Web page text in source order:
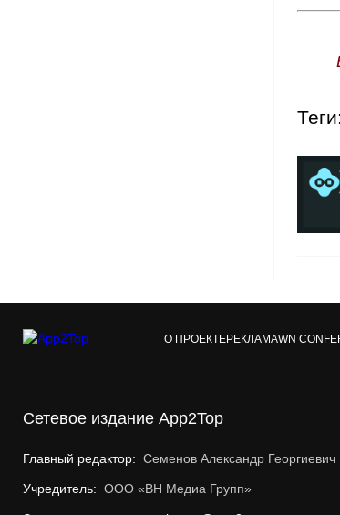
Теги:
О ПРОЕКТЕРЕКЛАМАWN
Сетевое издание App2Top
Главный редактор: Семенов Александр Георгиевич
Учредитель: ООО «ВН Медиа Групп»